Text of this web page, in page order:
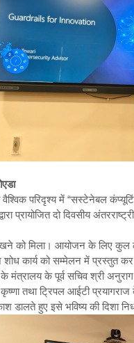
परिदृश्य में “सस्टेनेबल
प्रायोजित दो दिवसीय
को मिला। आयोजन के लिए कुल
शोध कार्य को सम्मेलन में प्रस्तुत
के मंत्रालय के पूर्व सचिव श्री
तथा ट्रिपल आईटी
हुए इसे भविष्य की दिशा